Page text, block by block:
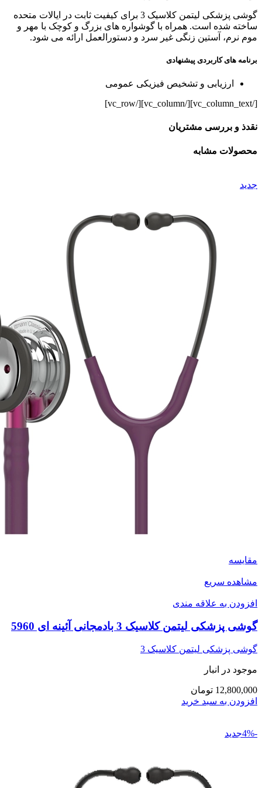
گوشی پزشکی لیتمن کلاسیک 3 برای کیفیت ثابت در ایالات متحده
ساخته شده است. همراه با گوشواره های بزرگ و کوچک با مهر و
موم نرم، آستین زنگی غیر سرد و دستورالعمل ارائه می شود.
برنامه های کاربردی پیشنهادی
ارزیابی و تشخیص فیزیکی عمومی
[/vc_column_text][/vc_column][/vc_row]
نقدذ و بررسی مشتریان
محصولات مشابه
جدید
مقایسه
مشاهده سریع
افزودن به علاقه مندی
گوشی پزشکی لیتمن کلاسیک 3 بادمجانی آئینه ای 5960
گوشی پزشکی لیتمن کلاسیک 3
موجود در انبار
12,800,000 تومان
افزودن به سبد خرید
-4%جدید